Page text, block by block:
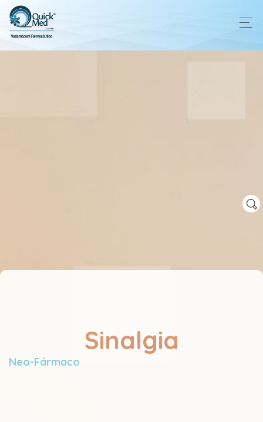
Sinalgia
Neo-Fármaco